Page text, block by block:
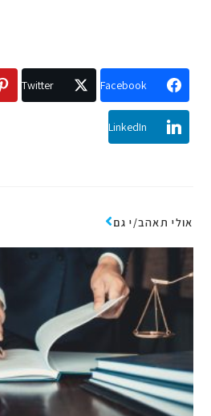
Facebook
Twitter
LinkedIn
אולי תאהב/י גם